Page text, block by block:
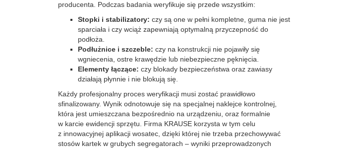
producenta. Podczas badania weryfikuje się przede wszystkim:
Stopki i stabilizatory: czy są one w pełni kompletne, guma nie jest
sparciała i czy wciąż zapewniają optymalną przyczepność do
podłoża.
Podłużnice i szczeble: czy na konstrukcji nie pojawiły się
wgniecenia, ostre krawędzie lub niebezpieczne pęknięcia.
Elementy łączące: czy blokady bezpieczeństwa oraz zawiasy
działają płynnie i nie blokują się.
Każdy profesjonalny proces weryfikacji musi zostać prawidłowo
sfinalizowany. Wynik odnotowuje się na specjalnej naklejce kontrolnej,
która jest umieszczana bezpośrednio na urządzeniu, oraz formalnie
w karcie ewidencji sprzętu. Firma KRAUSE korzysta w tym celu
z innowacyjnej aplikacji wosatec, dzięki której nie trzeba przechowywać
stosów kartek w grubych segregatorach – wyniki przeprowadzonych